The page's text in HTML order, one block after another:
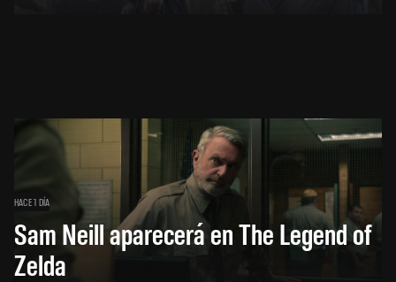
HACE 1 DÍA
Sam Neill aparecerá en The Legend of
Zelda